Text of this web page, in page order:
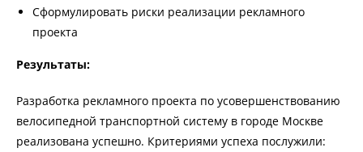
Сформулировать риски реализации рекламного
проекта
Результаты:
Разработка рекламного проекта по усовершенствованию
велосипедной транспортной систему в городе Москве
реализована успешно. Критериями успеха послужили: